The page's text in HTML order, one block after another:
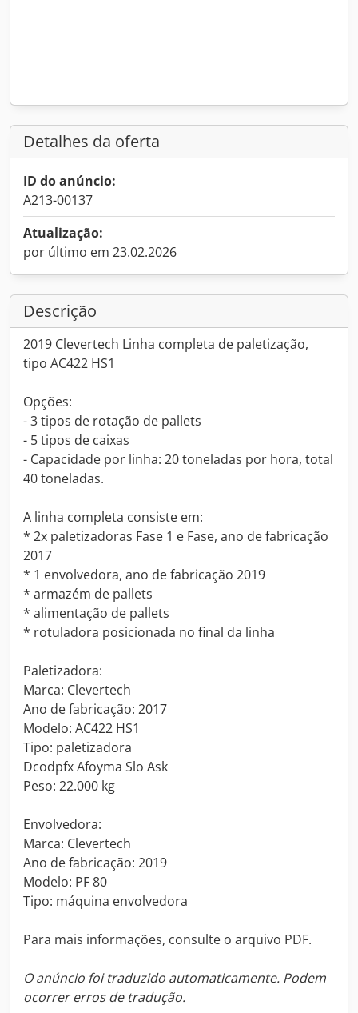
Detalhes da oferta
ID do anúncio:
A213-00137
Atualização:
por último em 23.02.2026
Descrição
2019 Clevertech Linha completa de paletização,
tipo AC422 HS1
Opções:
- 3 tipos de rotação de pallets
- 5 tipos de caixas
- Capacidade por linha: 20 toneladas por hora, total
40 toneladas.
A linha completa consiste em:
* 2x paletizadoras Fase 1 e Fase, ano de fabricação
2017
* 1 envolvedora, ano de fabricação 2019
* armazém de pallets
* alimentação de pallets
* rotuladora posicionada no final da linha
Paletizadora:
Marca: Clevertech
Ano de fabricação: 2017
Modelo: AC422 HS1
Tipo: paletizadora
Dcodpfx Afoyma Slo Ask
Peso: 22.000 kg
Envolvedora:
Marca: Clevertech
Ano de fabricação: 2019
Modelo: PF 80
Tipo: máquina envolvedora
Para mais informações, consulte o arquivo PDF.
O anúncio foi traduzido automaticamente. Podem
ocorrer erros de tradução.